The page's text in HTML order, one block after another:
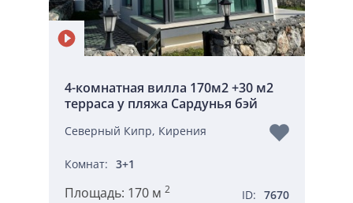
4-комнатная вилла 170м2 +30 м2
терраса у пляжа Сардунья бэй
Северный Кипр, Кирения
Комнат: 3+1
Площадь: 170 м 2 ID: 7670